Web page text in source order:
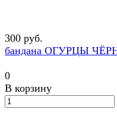
300 руб.
бандана ОГУРЦЫ
0
В корзину